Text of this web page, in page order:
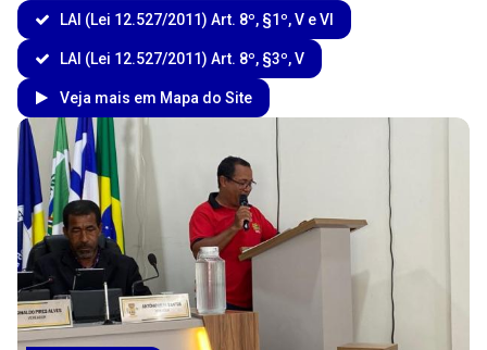
LAI (Lei 12.527/2011) Art. 8º, §1º, V e VI
LAI (Lei 12.527/2011) Art. 8º, §3º, V
Veja mais em Mapa do Site